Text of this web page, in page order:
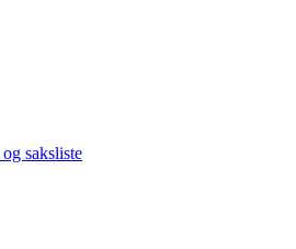
saksliste